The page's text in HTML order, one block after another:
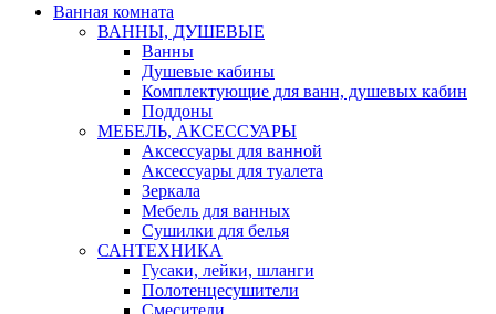
Ванная комната
ВАННЫ, ДУШЕВЫЕ
Ванны
Душевые кабины
Комплектующие для ванн, душевых кабин
Поддоны
МЕБЕЛЬ, АКСЕССУАРЫ
Аксессуары для ванной
Аксессуары для туалета
Зеркала
Мебель для ванных
Сушилки для белья
САНТЕХНИКА
Гусаки, лейки, шланги
Полотенцесушители
Смесители